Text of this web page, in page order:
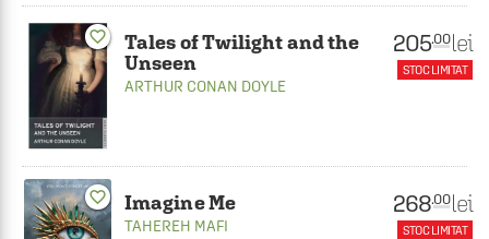
favorite_border
Tales of Twilight and the
Unseen
ARTHUR CONAN DOYLE
205.00 lei
STOC LIMITAT
favorite_border Imagine Me
TAHEREH MAFI
268.00 lei
STOC LIMITAT